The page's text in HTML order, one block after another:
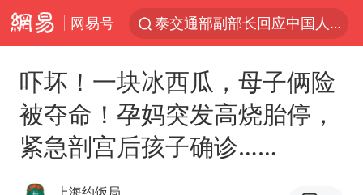
网易号
泰交通部副部长回应中国人遭歧视手势
泸溪河：桃酥吃出金属牙冠视频不实
吓坏！一块冰西瓜，母子俩险
被夺命！孕妈突发高烧胎停，
紧急剖宫后孩子确诊……
上海约饭局